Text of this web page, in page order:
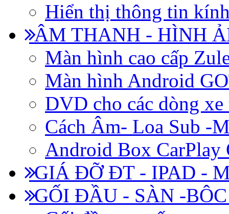
Hiển thị thông tin
ÂM THANH - HÌNH
Màn hình cao cấp
Màn hình Android
DVD cho các dòng
Cách Âm- Loa Sub -
Android Box CarPlay
GIÁ ĐỠ ĐT - IPAD -
GỐI ĐẦU - SÀN -